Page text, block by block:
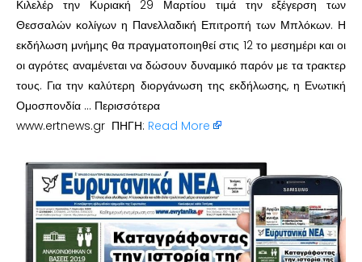
Κιλελέρ την Κυριακή 29 Μαρτίου τιμά την εξέγερση των
Θεσσαλών κολίγων η Πανελλαδική Επιτροπή των Μπλόκων. Η
εκδήλωση μνήμης θα πραγματοποιηθεί στις 12 το μεσημέρι και οι
οι αγρότες αναμένεται να δώσουν δυναμικό παρόν με τα τρακτερ
τους. Για την καλύτερη διοργάνωση της εκδήλωσης, η Ενωτική
Ομοσπονδία … Περισσότερα
www.ertnews.gr ΠΗΓΗ: Read More